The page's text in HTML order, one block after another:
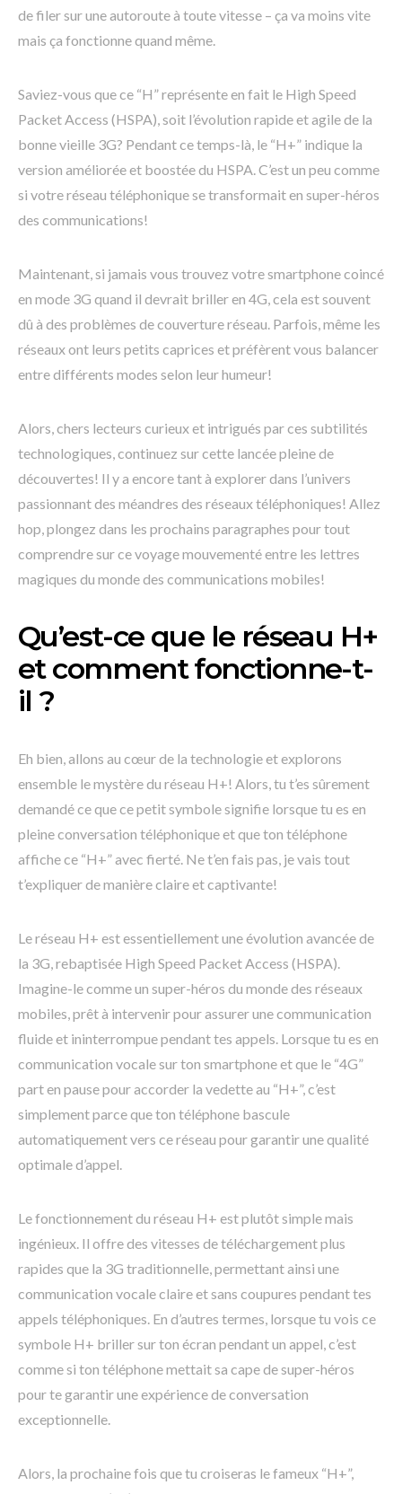
de filer sur une autoroute à toute vitesse – ça va moins vite
mais ça fonctionne quand même.
Saviez-vous que ce “H” représente en fait le High Speed
Packet Access (HSPA), soit l’évolution rapide et agile de la
bonne vieille 3G? Pendant ce temps-là, le “H+” indique la
version améliorée et boostée du HSPA. C’est un peu comme
si votre réseau téléphonique se transformait en super-héros
des communications!
Maintenant, si jamais vous trouvez votre smartphone coincé
en mode 3G quand il devrait briller en 4G, cela est souvent
dû à des problèmes de couverture réseau. Parfois, même les
réseaux ont leurs petits caprices et préfèrent vous balancer
entre différents modes selon leur humeur!
Alors, chers lecteurs curieux et intrigués par ces subtilités
technologiques, continuez sur cette lancée pleine de
découvertes! Il y a encore tant à explorer dans l’univers
passionnant des méandres des réseaux téléphoniques! Allez
hop, plongez dans les prochains paragraphes pour tout
comprendre sur ce voyage mouvementé entre les lettres
magiques du monde des communications mobiles!
Qu’est-ce que le réseau H+
et comment fonctionne-t-
il ?
Eh bien, allons au cœur de la technologie et explorons
ensemble le mystère du réseau H+! Alors, tu t’es sûrement
demandé ce que ce petit symbole signifie lorsque tu es en
pleine conversation téléphonique et que ton téléphone
affiche ce “H+” avec fierté. Ne t’en fais pas, je vais tout
t’expliquer de manière claire et captivante!
Le réseau H+ est essentiellement une évolution avancée de
la 3G, rebaptisée High Speed Packet Access (HSPA).
Imagine-le comme un super-héros du monde des réseaux
mobiles, prêt à intervenir pour assurer une communication
fluide et ininterrompue pendant tes appels. Lorsque tu es en
communication vocale sur ton smartphone et que le “4G”
part en pause pour accorder la vedette au “H+”, c’est
simplement parce que ton téléphone bascule
automatiquement vers ce réseau pour garantir une qualité
optimale d’appel.
Le fonctionnement du réseau H+ est plutôt simple mais
ingénieux. Il offre des vitesses de téléchargement plus
rapides que la 3G traditionnelle, permettant ainsi une
communication vocale claire et sans coupures pendant tes
appels téléphoniques. En d’autres termes, lorsque tu vois ce
symbole H+ briller sur ton écran pendant un appel, c’est
comme si ton téléphone mettait sa cape de super-héros
pour te garantir une expérience de conversation
exceptionnelle.
Alors, la prochaine fois que tu croiseras le fameux “H+”,